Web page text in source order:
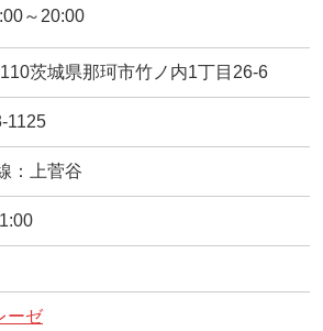
～20:00
茨城県那珂市竹ノ内1丁目26-6
1125
：上菅谷
ーゼ